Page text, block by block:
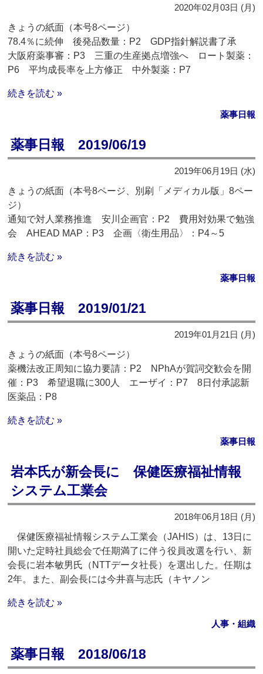
2020年02月03日 (月)
きょうの紙面（本号8ページ）
78.4％に続伸 後発品数量：P2 GDP指針解説書了承
大阪府薬事審：P3 三重の生産拠点増強へ ロート製薬：
P6 平均成長率を上方修正 中外製薬：P7
続きを読む »
薬事日報
薬事日報 2019/06/19
2019年06月19日 (水)
きょうの紙面（本号8ページ、別刷「メディカル版」8ペー
ジ）
通知で対人業務推進 安川企画官：P2 費用対効果で勉強
会 AHEAD MAP：P3 企画〈衛生用品〉：P4～5
続きを読む »
薬事日報
薬事日報 2019/01/21
2019年01月21日 (月)
きょうの紙面（本号8ページ）
薬機法改正周知に協力要請：P2 NPhAが賀詞交歓会を開
催：P3 希望退職に300人 エーザイ：P7 8日付承認新
医薬品：P8
続きを読む »
薬事日報
岩本氏が新会長に 保健医療福祉情報
システム工業会
2018年06月18日 (月)
保健医療福祉情報システム工業会（JAHIS）は、13日に
開いた定時社員総会で任期満了に伴う役員改選を行い、新
会長に岩本敏男氏（NTTデータ社長）を選出した。任期は
2年。また、副会長には今井喜与志氏（キヤノン
続きを読む »
人事・組織
薬事日報 2018/06/18